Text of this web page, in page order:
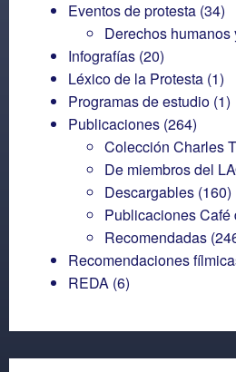
Eventos de protesta (34)
Derechos humanos
Infografías (20)
Léxico de la Protesta (1)
Programas de estudio (1)
Publicaciones (264)
Colección Charles
De miembros del
Descargables (160)
Publicaciones Café
Recomendadas
Recomendaciones
REDA (6)